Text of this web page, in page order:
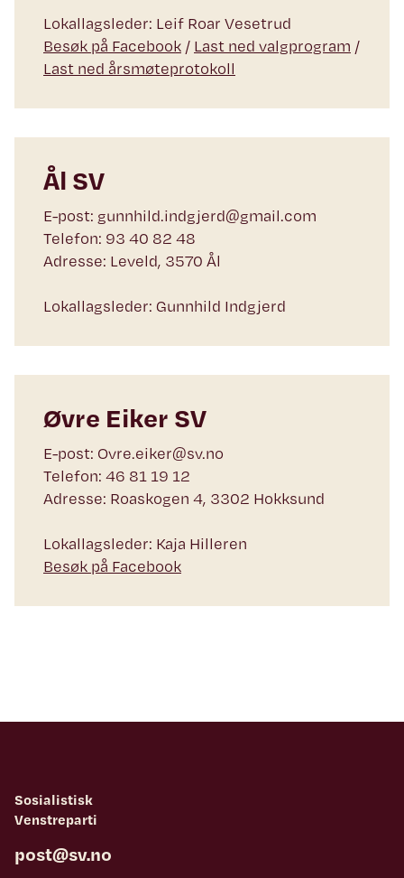
Lokallagsleder: Leif Roar Vesetrud
Besøk på Facebook / Last ned valgprogram /
Last ned årsmøteprotokoll
Ål SV
E-post: gunnhild.indgjerd@gmail.com
Telefon: 93 40 82 48
Adresse: Leveld, 3570 Ål
Lokallagsleder: Gunnhild Indgjerd
Øvre Eiker SV
E-post: Ovre.eiker@sv.no
Telefon: 46 81 19 12
Adresse: Roaskogen 4, 3302 Hokksund
Lokallagsleder: Kaja Hilleren
Besøk på Facebook
Sosialistisk
Venstreparti
post@sv.no